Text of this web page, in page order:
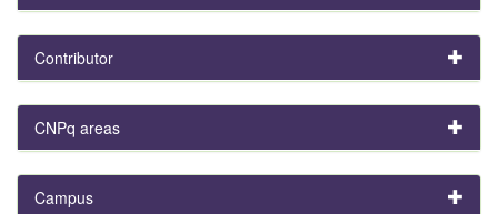
Contributor
CNPq areas
Campus